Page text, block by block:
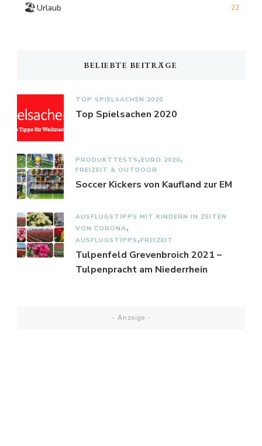
🏖️Urlaub 22
BELIEBTE BEITRÄGE
TOP SPIELSACHEN 2020
Top Spielsachen 2020
PRODUKTTESTS EURO 2020
FREIZEIT & OUTDOOR
Soccer Kickers von Kaufland zur EM
AUSFLUGSTIPPS MIT KINDERN IN ZEITEN
VON CORONA
AUSFLUGSTIPPS FREIZEIT
Tulpenfeld Grevenbroich 2021 –
Tulpenpracht am Niederrhein
- Anzeige -